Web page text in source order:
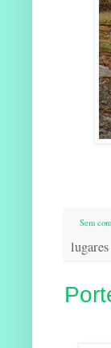
Sem